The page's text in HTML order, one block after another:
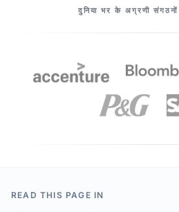
दुनिया भर के अग्रणी संगठनों
READ THIS PAGE IN